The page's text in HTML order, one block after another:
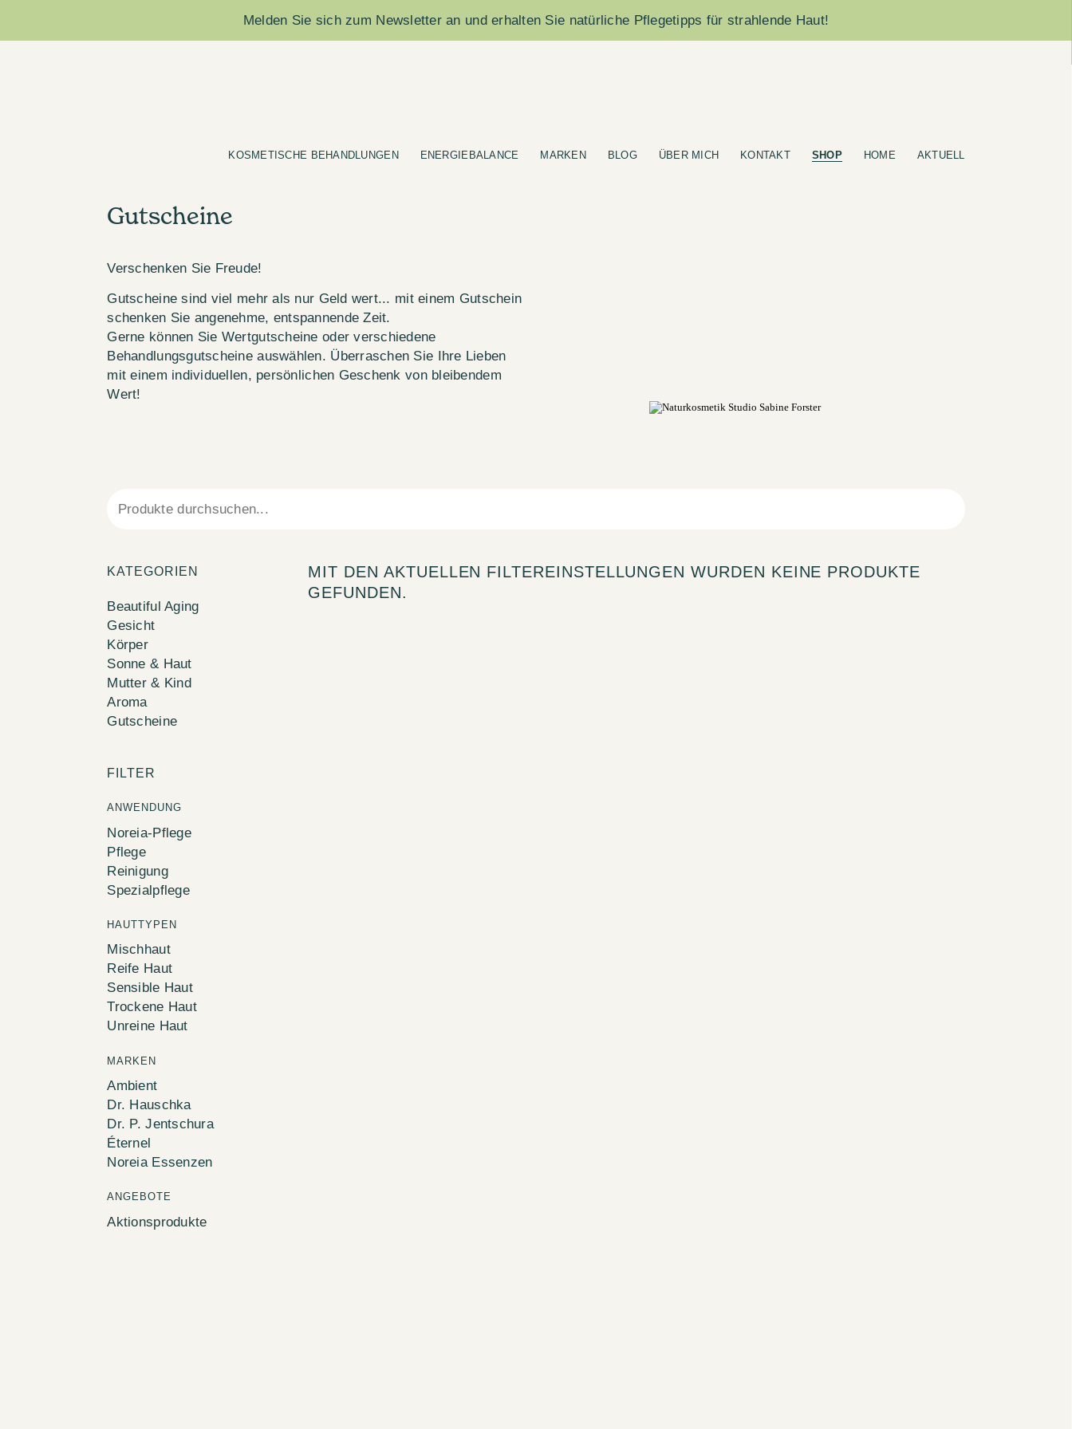
Melden Sie sich zum Newsletter an und erhalten Sie natürliche Pflegetipps für strahlende Haut!
KOSMETISCHE BEHANDLUNGEN ENERGIEBALANCE MARKEN BLOG ÜBER MICH KONTAKT SHOP HOME AKTUELL
Gutscheine
Verschenken Sie Freude!
Gutscheine sind viel mehr als nur Geld wert... mit einem Gutschein
schenken Sie angenehme, entspannende Zeit.
Gerne können Sie Wertgutscheine oder verschiedene
Behandlungsgutscheine auswählen. Überraschen Sie Ihre Lieben
mit einem individuellen, persönlichen Geschenk von bleibendem
Wert!
KATEGORIEN
Beautiful Aging
Gesicht
Körper
Sonne & Haut
Mutter & Kind
Aroma
Gutscheine
FILTER
ANWENDUNG
Noreia-Pflege
Pflege
Reinigung
Spezialpflege
HAUTTYPEN
Mischhaut
Reife Haut
Sensible Haut
Trockene Haut
Unreine Haut
MARKEN
Ambient
Dr. Hauschka
Dr. P. Jentschura
Éternel
Noreia Essenzen
ANGEBOTE
Aktionsprodukte
MIT DEN AKTUELLEN FILTEREINSTELLUNGEN WURDEN KEINE PRODUKTE
GEFUNDEN.